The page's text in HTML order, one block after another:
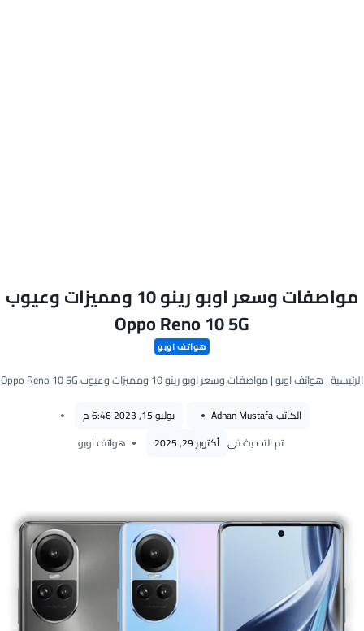
مواصفات وسعر اوبو رينو 10 ومميزات وعيوب
Oppo Reno 10 5G
هواتف اوبو
الرئيسية|هواتف اوبو|مواصفات وسعر اوبو رينو 10 ومميزات وعيوب Oppo Reno 10 5G
الكاتبAdnan Mustafa
يوليو 15, 2023 6:46 م
تم التحديث في أكتوبر 29, 2025 هواتف اوبو